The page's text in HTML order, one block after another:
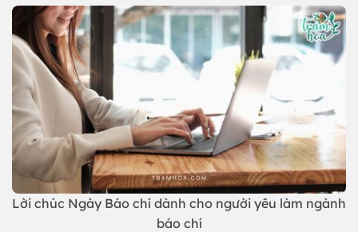
Lời chúc Ngày Báo chí dành cho người yêu làm ngành
báo chí